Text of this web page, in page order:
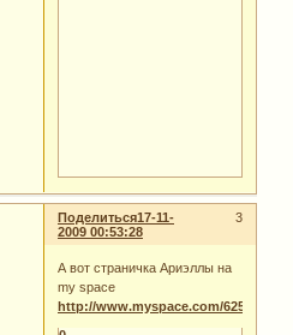
Поделиться 3
17-11-
2009 00:53:28
А вот страничка Ариэллы на
my space
http://www.myspace.com/6259849